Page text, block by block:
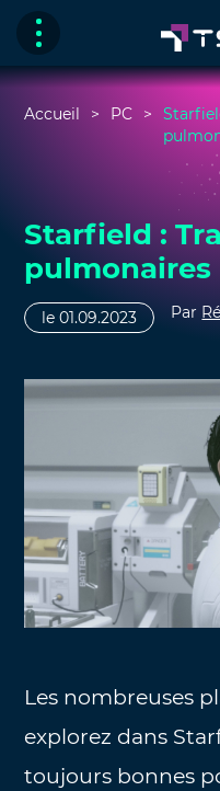
Accueil PC
Starfield :
pulmonaires
le 01.09.2023 Par
Les nombreuses
explorez dans
toujours bonnes